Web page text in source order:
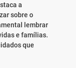
a
sobre o
lembrar
e famílias.
que